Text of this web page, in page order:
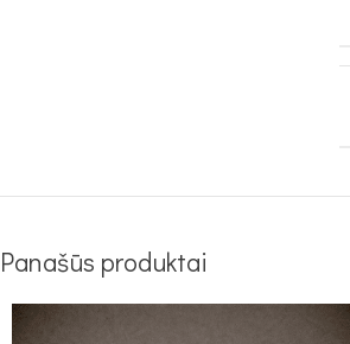
Panašūs produktai